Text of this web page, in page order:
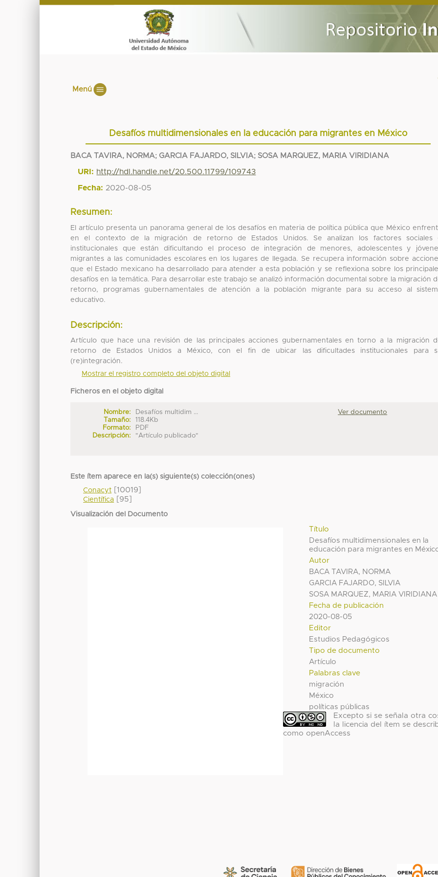
Menú
Desafíos multidimensionales en la educación para migrantes en México
BACA TAVIRA, NORMA; GARCIA FAJARDO, SILVIA; SOSA MARQUEZ, MARIA VIRIDIANA
URI: http://hdl.handle.net/20.500.11799/109743
Fecha: 2020-08-05
Resumen:
El artículo presenta un panorama general de los desafíos en materia de política pública que México
en el contexto de la migración de retorno de Estados Unidos. Se analizan los factores sociales
institucionales que están dificultando el proceso de integración de menores, adolescentes y
migrantes a las comunidades escolares en los lugares de llegada. Se recupera información sobre
que el Estado mexicano ha desarrollado para atender a esta población y se reflexiona sobre los
desafíos en la temática. Para desarrollar este trabajo se analizó información documental sobre la migración
retorno, programas gubernamentales de atención a la población migrante para su acceso al
educativo.
Descripción:
Artículo que hace una revisión de las principales acciones gubernamentales en torno a la migración
retorno de Estados Unidos a México, con el fin de ubicar las dificultades institucionales para
(re)integración.
Mostrar el registro completo del objeto digital
Ficheros en el objeto digital
Nombre:
Desafíos multidim ...
Tamaño:
118.4Kb
Formato:
PDF
Descripción:
"Artículo publicado"
Ver documento
Este ítem aparece en la(s) siguiente(s) colección(ones)
Conacyt [10019]
Científica [95]
Visualización del Documento
Título
Desafíos multidimensionales en la
educación para migrantes en
Autor
BACA TAVIRA, NORMA
GARCIA FAJARDO, SILVIA
SOSA MARQUEZ, MARIA VIRIDIANA
Fecha de publicación
2020-08-05
Editor
Estudios Pedagógicos
Tipo de documento
Artículo
Palabras clave
migración
México
políticas públicas
Excepto si se señala otra
la licencia del ítem se
como openAccess